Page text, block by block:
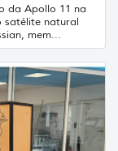
da Apollo 11 na
satélite natural
mem...